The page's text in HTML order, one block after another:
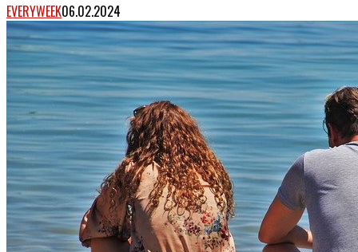
EVERYWEEK06.02.2024